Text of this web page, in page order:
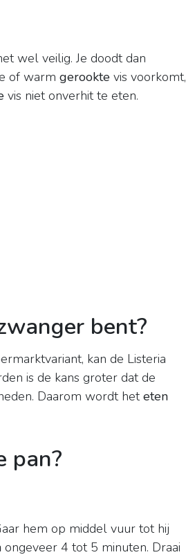
wel veilig. Je doodt dan
of warm gerookte vis voorkomt,
vis niet onverhit te eten.
bent?
kan de Listeria
is de kans groter dat de
Daarom wordt heteten
pan?
hem op middel vuur tot hij
ongeveer 4 tot 5 minuten. Draai